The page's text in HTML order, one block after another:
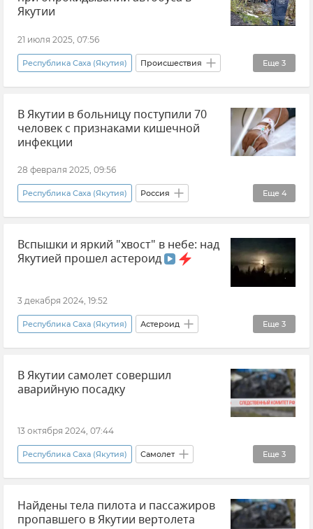
Якутии
21 июля 2025, 07:56
Еще 3
Республика Саха (Якутия) Происшествия
ДТП
Новости
В Якутии в больницу поступили 70
человек с признаками кишечной
инфекции
28 февраля 2025, 09:56
Еще 4
Республика Саха (Якутия) Россия
Новости Массовое отравление
Здравоохранение в России Происшествия
Вспышки и яркий "хвост" в небе: над
Якутией прошел астероид
3 декабря 2024, 19:52
Еще 3
Республика Саха (Якутия) Астероид
космос Новости
В Якутии самолет совершил
аварийную посадку
13 октября 2024, 07:44
Еще 3
Республика Саха (Якутия) Самолет
Авиакатастрофа Новости
Найдены тела пилота и пассажиров
пропавшего в Якутии вертолета